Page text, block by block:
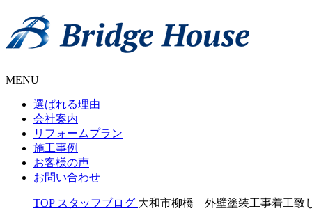
MENU
選ばれる理由
会社案内
リフォームプラン
施工事例
お客様の声
お問い合わせ
TOP スタッフブログ 大和市柳橋 外壁塗装工事着工致